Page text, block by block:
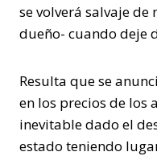
se volverá salvaje de
dueño- cuando deje
Resulta que se
en los precios de los
inevitable dado el
estado teniendo